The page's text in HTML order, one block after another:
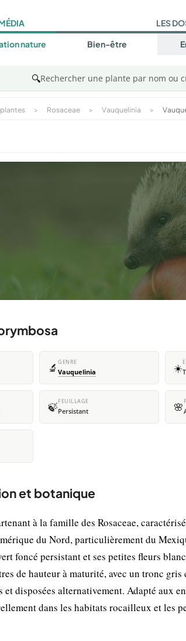
nature
LES
Bien-être
🔍Rechercher une plante par nom ou
> Rosaceae > Vauquelinia >
🔬 GENRE
Vauquelinia ☀️
🍃FEUILLAGE
Persistant 🌸
et botanique
à la famille des Rosaceae,
du Nord, particulièrement du
foncé persistant et ses petites fleurs
de hauteur à maturité, avec un tronc
disposées alternativement. Adapté aux
dans les habitats rocailleux et les